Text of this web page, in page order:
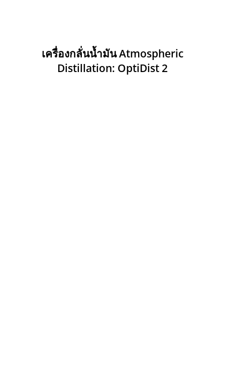
เครื่องกลั่นน้ำมัน Atmospheric
Distillation: OptiDist 2